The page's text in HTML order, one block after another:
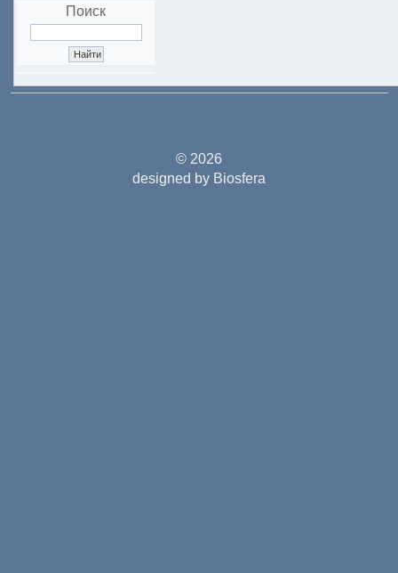
Поиск
© 2026
designed by Biosfera